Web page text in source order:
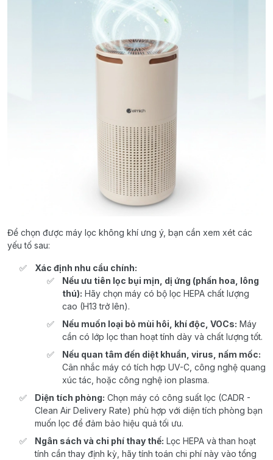
Để chọn được máy lọc không khí ưng ý, bạn cần xem xét các
yếu tố sau:
Xác định nhu cầu chính:
Nếu ưu tiên lọc bụi mịn, dị ứng (phấn hoa, lông
thú): Hãy chọn máy có bộ lọc HEPA chất lượng
cao (H13 trở lên).
Nếu muốn loại bỏ mùi hôi, khí độc, VOCs: Máy
cần có lớp lọc than hoạt tính dày và chất lượng tốt.
Nếu quan tâm đến diệt khuẩn, virus, nấm mốc:
Cân nhắc máy có tích hợp UV-C, công nghệ quang
xúc tác, hoặc công nghệ ion plasma.
Diện tích phòng: Chọn máy có công suất lọc (CADR -
Clean Air Delivery Rate) phù hợp với diện tích phòng bạn
muốn lọc để đảm bảo hiệu quả tối ưu.
Ngân sách và chi phí thay thế: Lọc HEPA và than hoạt
tính cần thay định kỳ, hãy tính toán chi phí này vào tổng